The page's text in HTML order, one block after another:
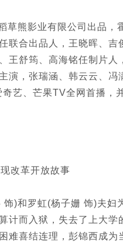
草熊影业有限公司出品，
联合出品人，王晓晖、吉
王舒筠、高海铭任制片
演，张瑞涵、韩云云、
艺、芒果TV全网首播，
改革开放故事
饰)和罗虹(杨子姗 饰)夫妇
计而入狱，失去了上大学
难喜结连理，彭锦西成为